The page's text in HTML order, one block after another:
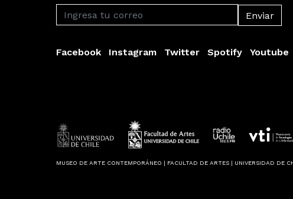
Facebook Instagram Twitter Spotify Youtube
MUSEO DE ARTE CONTEMPORÁNEO | FACULTAD DE ARTES | UNIVERSIDAD DE